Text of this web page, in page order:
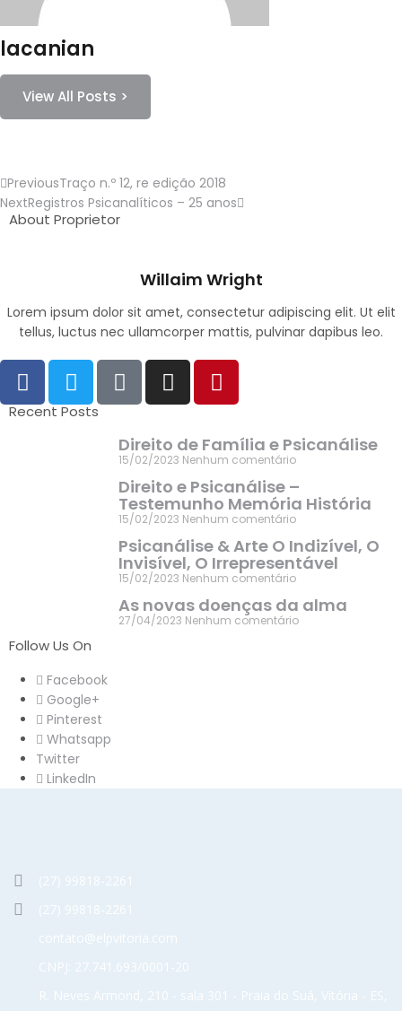
lacanian
View All Posts >
PreviousTraço n.º 12, re edição 2018
NextRegistros Psicanalíticos – 25 anos
About Proprietor
Willaim Wright
Lorem ipsum dolor sit amet, consectetur adipiscing elit. Ut elit
tellus, luctus nec ullamcorper mattis, pulvinar dapibus leo.
Recent Posts
Direito de Família e Psicanálise
15/02/2023 Nenhum comentário
Direito e Psicanálise –
Testemunho Memória História
15/02/2023 Nenhum comentário
Psicanálise & Arte O Indizível, O
Invisível, O Irrepresentável
15/02/2023 Nenhum comentário
As novas doenças da alma
27/04/2023 Nenhum comentário
Follow Us On
Facebook
Google+
Pinterest
Whatsapp
Twitter
LinkedIn
(27) 99818-2261
(27) 99818-2261
contato@elpvitoria.com
CNPJ: 27.741.693/0001-20
R. Neves Armond, 210 - sala 301 - Praia do Suá, Vitória - ES,